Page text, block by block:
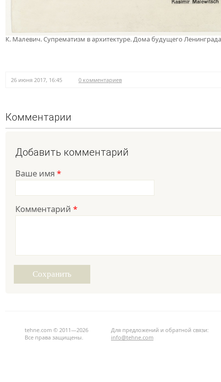
К. Малевич. Супрематизм в архитектуре. Дома будущего
26 июня 2017, 16:45 0 комментариев
Комментарии
Добавить комментарий
Ваше имя *
Комментарий *
tehne.com © 2011—2026
Все права защищены.
Для предложений и обратной связи:
info@tehne.com